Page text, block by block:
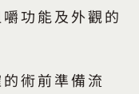
功能及外觀的
術前準備流